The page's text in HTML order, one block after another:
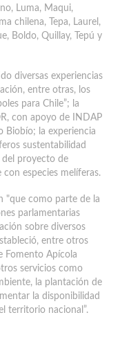
Luma, Maqui,
chilena, Tepa, Laurel,
Boldo, Quillay, Tepú y
diversas experiencias
entre otras, los
para Chile”; la
con apoyo de INDAP
Biobío; la experiencia
sustentabilidad
del proyecto de
especies melíferas.
"que como parte de la
parlamentarias
sobre diversos
entre otros
Fomento Apícola
servicios como
la plantación de
la disponibilidad
territorio nacional”.